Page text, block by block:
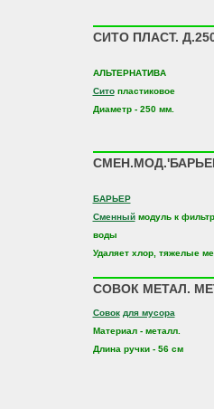
СИТО ПЛАСТ.
АЛЬТЕРНАТИВА
Ситопластиковое
Диаметр - 250 мм.
БАРЬЕР
Сменныймодуль к
воды
Удаляет хлор, тяжелые
СОВОК МЕТАЛ.
Совок для мусора
Материал - металл.
Длина ручки - 56 см